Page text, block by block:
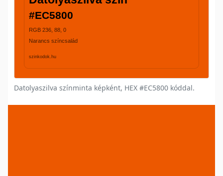
Datolyaszilva színminta képként, HEX #EC5800 kóddal.